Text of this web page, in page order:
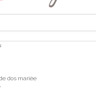
dos mariée